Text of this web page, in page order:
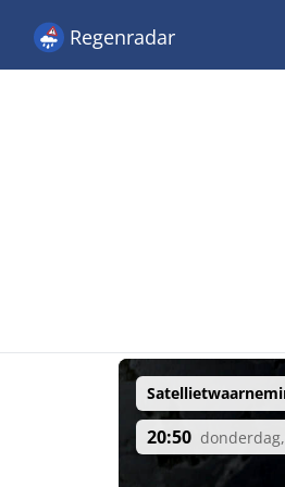
Regenradar
20:50